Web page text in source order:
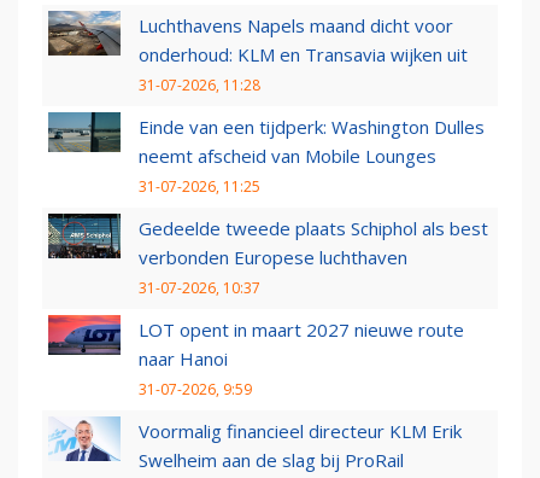
Luchthavens Napels maand dicht voor
onderhoud: KLM en Transavia wijken uit
31-07-2026, 11:28
Einde van een tijdperk: Washington Dulles
neemt afscheid van Mobile Lounges
31-07-2026, 11:25
Gedeelde tweede plaats Schiphol als best
verbonden Europese luchthaven
31-07-2026, 10:37
LOT opent in maart 2027 nieuwe route
naar Hanoi
31-07-2026, 9:59
Voormalig financieel directeur KLM Erik
Swelheim aan de slag bij ProRail